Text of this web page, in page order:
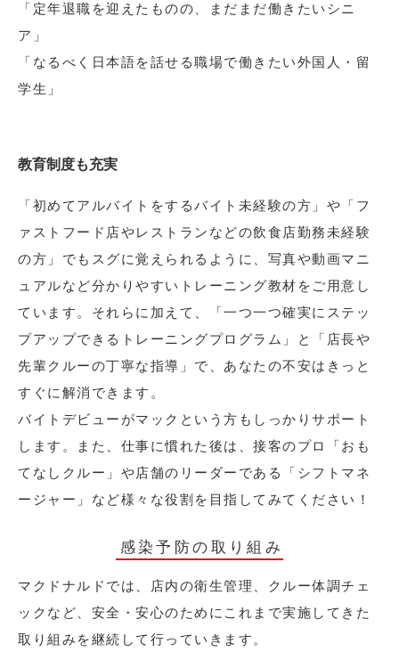
「定年退職を迎えたものの、まだまだ働きたいシニ
ア」
「なるべく日本語を話せる職場で働きたい外国人・留
学生」
教育制度も充実
「初めてアルバイトをするバイト未経験の方」や「フ
ァストフード店やレストランなどの飲食店勤務未経験
の方」でもスグに覚えられるように、写真や動画マニ
ュアルなど分かりやすいトレーニング教材をご用意し
ています。それらに加えて、「一つ一つ確実にステッ
プアップできるトレーニングプログラム」と「店長や
先輩クルーの丁寧な指導」で、あなたの不安はきっと
すぐに解消できます。
バイトデビューがマックという方もしっかりサポート
します。また、仕事に慣れた後は、接客のプロ「おも
てなしクルー」や店舗のリーダーである「シフトマネ
ージャー」など様々な役割を目指してみてください！
感染予防の取り組み
マクドナルドでは、店内の衛生管理、クルー体調チェ
ックなど、安全・安心のためにこれまで実施してきた
取り組みを継続して行っていきます。